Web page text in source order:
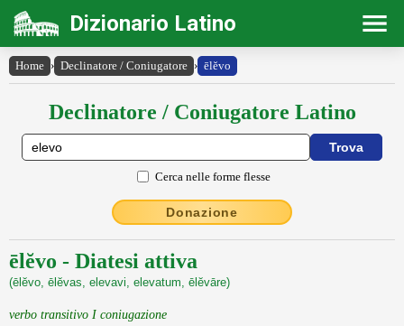
Dizionario Latino
Home › Declinatore / Coniugatore › ēlĕvo
Declinatore / Coniugatore Latino
Cerca nelle forme flesse
Donazione
ēlĕvo - Diatesi attiva
(ēlĕvo, ēlĕvas, elevavi, elevatum, ēlĕvāre)
verbo transitivo I coniugazione